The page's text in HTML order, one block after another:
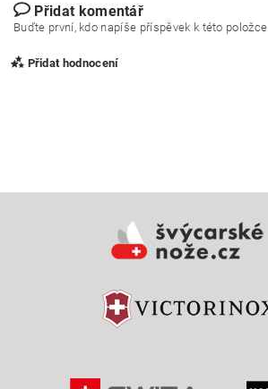
Přidat komentář
Buďte první, kdo napíše příspěvek k této položce.
Přidat hodnocení